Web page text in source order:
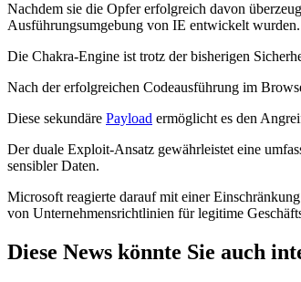
Nachdem sie die Opfer erfolgreich davon
Ausführungsumgebung von IE entwickelt wurden.
Die Chakra-Engine ist trotz der bisherigen
Nach der erfolgreichen Codeausführung im
Diese sekundäre Payload ermöglicht es den
Der duale Exploit-Ansatz gewährleistet eine
sensibler Daten.
Microsoft reagierte darauf mit einer
von Unternehmensrichtlinien für legitime
Diese News könnte Sie auch